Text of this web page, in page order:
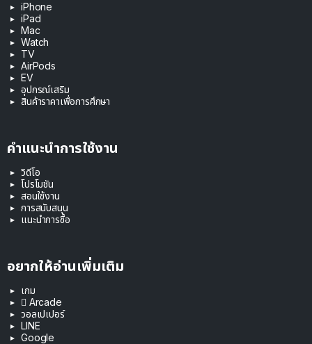
iPhone
iPad
Mac
Watch
TV
AirPods
EV
อุปกรณ์เสริม
สินค้าราคาเพื่อการศึกษา
คำแนะนำการใช้งาน
วิดีโอ
โปรโมชัน
สอนใช้งาน
การสนับสนุน
แนะนำการซื้อ
อยากให้อ่านเพิ่มเติม
เกม
 Arcade
วอลเปเปอร์
LINE
Google